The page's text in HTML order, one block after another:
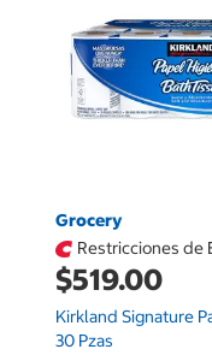
Grocery
Restricciones de
$519.00
Kirkland Signature
30 Pzas